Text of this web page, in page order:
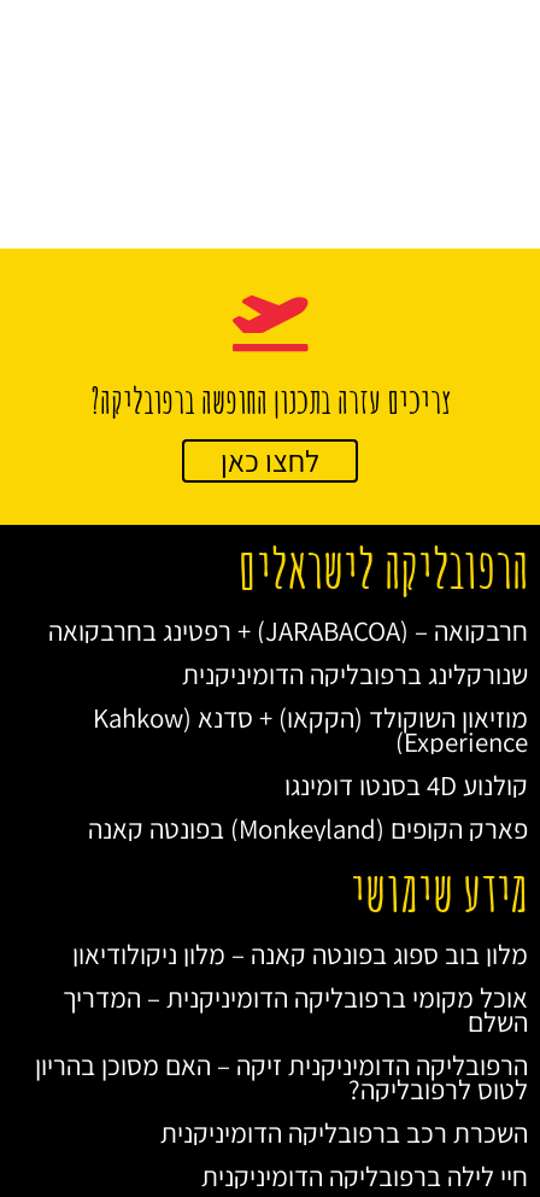
צריכים עזרה בתכנון החופשה ברפובליקה?
לחצו כאן
הרפובליקה לישראלים
חרבקואה – (JARABACOA) + רפטינג בחרבקואה
שנורקלינג ברפובליקה הדומיניקנית
מוזיאון השוקולד (הקקאו) + סדנא (Kahkow
Experience)
קולנוע 4D בסנטו דומינגו
פארק הקופים (Monkeyland) בפונטה קאנה
מידע שימושי
מלון בוב ספוג בפונטה קאנה – מלון ניקולודיאון
אוכל מקומי ברפובליקה הדומיניקנית – המדריך
השלם
הרפובליקה הדומיניקנית זיקה – האם מסוכן בהריון
לטוס לרפובליקה?
השכרת רכב ברפובליקה הדומיניקנית
חיי לילה ברפובליקה הדומיניקנית